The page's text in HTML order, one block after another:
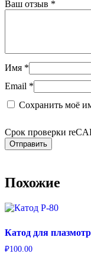
Ваш отзыв *
Имя *
Email *
Сохранить моё
Срок проверки
Похожие
Катод для
₽100.00